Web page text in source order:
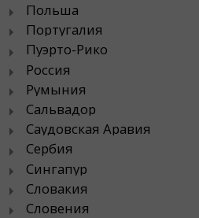
Польша
Португалия
Пуэрто-Рико
Россия
Румыния
Сальвадор
Саудовская Аравия
Сербия
Сингапур
Словакия
Словения